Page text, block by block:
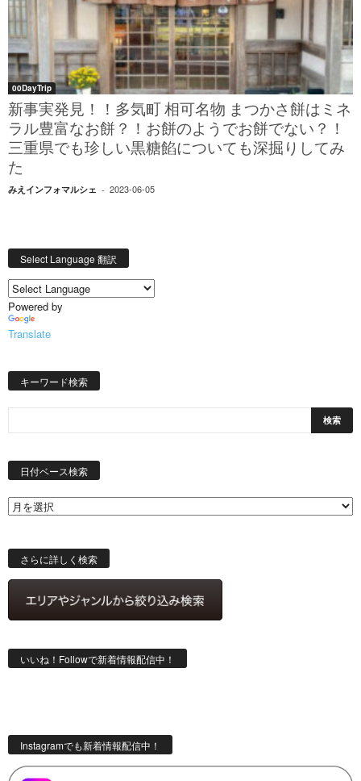
00DayTrip
新事実発見！！多気町 相可名物 まつかさ餅はミネ
ラル豊富なお餅？！お餅のようでお餅でない？！
三重県でも珍しい黒糖餡についても深掘りしてみ
た
みえインフォマルシェ - 2023-06-05
Select Language 翻訳
Powered by
Translate
キーワード検索
日付ベース検索
さらに詳しく検索
いいね！Followで新着情報配信中！
Instagramでも新着情報配信中！